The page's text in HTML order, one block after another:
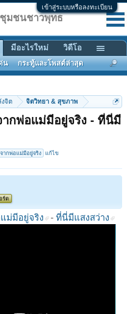
เข้าสู่ระบบหรือลงทะเบียน
จิต จิตวิทยา & สุขภาพ
กพ่อแม่มีอยู่จริง - ที่นี่มี
ากพ่อแม่มีอยู่จริง แก้ไข
ร์ด
ม่มีอยู่จริง -ที่นี่มีแสงสว่าง
ชุมชนชาวพุทธ
น กระทู้และโพสต์ล่าสุด
มีอะไรใหม่ วิดีโอ